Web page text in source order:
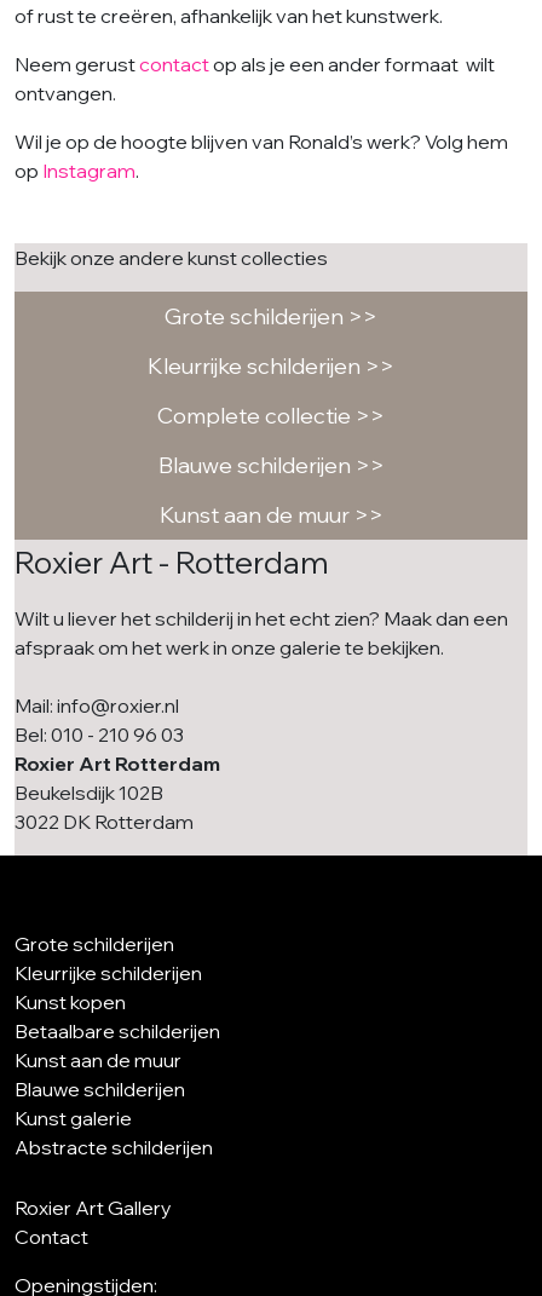
of rust te creëren, afhankelijk van het kunstwerk.
Neem gerustcontactop als je een ander formaat wilt
ontvangen.
Wil je op de hoogte blijven van Ronald’s werk? Volg hem
op Instagram.
Bekijk onze andere kunst collecties
Grote schilderijen >>
Kleurrijke schilderijen >>
Complete collectie >>
Blauwe schilderijen >>
Kunst aan de muur >>
Roxier Art - Rotterdam
Wilt u liever het schilderij in het echt zien? Maak dan een
afspraak om het werk in onze galerie te bekijken.
Mail: info@roxier.nl
Bel: 010 - 210 96 03
Roxier Art Rotterdam
Beukelsdijk 102B
3022 DK Rotterdam
Grote schilderijen
Kleurrijke schilderijen
Kunst kopen
Betaalbare schilderijen
Kunst aan de muur
Blauwe schilderijen
Kunst galerie
Abstracte schilderijen
Roxier Art Gallery
Contact
Openingstijden: